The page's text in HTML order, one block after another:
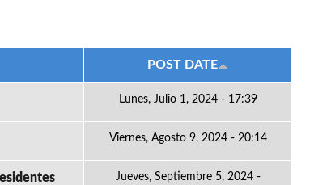
POST DATE
Lunes, Julio 1, 2024 - 17:39
Viernes, Agosto 9, 2024 - 20:14
Jueves, Septiembre 5, 2024 -